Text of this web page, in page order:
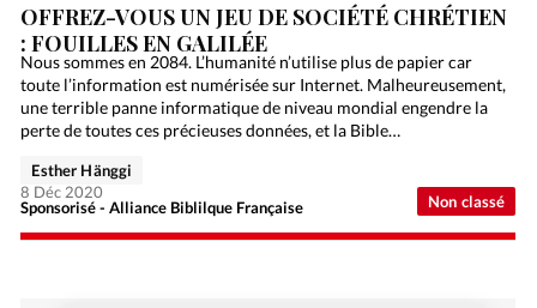
Non classé
OFFREZ-VOUS UN JEU DE SOCIÉTÉ CHRÉTIEN
: FOUILLES EN GALILÉE
Nous sommes en 2084. L’humanité n’utilise plus de papier car
toute l’information est numérisée sur Internet. Malheureusement,
une terrible panne informatique de niveau mondial engendre la
perte de toutes ces précieuses données, et la Bible…
Sponsorisé - Alliance Biblilque Française
Esther Hänggi
8 Déc 2020